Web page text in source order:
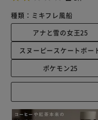
種類： ミキフレ風船
アナと雪の女王25
スヌーピースケートボー
ポケモン25